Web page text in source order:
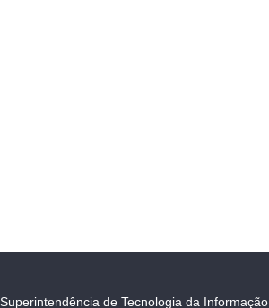
Superintendência de Tecnologia da Informação